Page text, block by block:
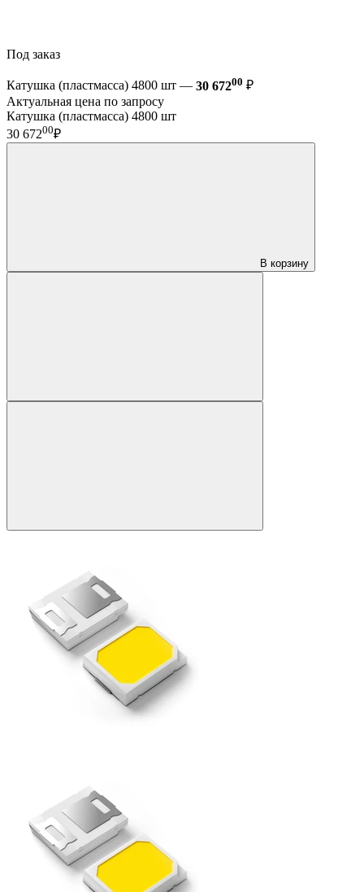
Под заказ
Катушка (пластмасса) 4800 шт — 30 67200 ₽
Актуальная цена по запросу
Катушка (пластмасса) 4800 шт
30 67200₽
В корзину